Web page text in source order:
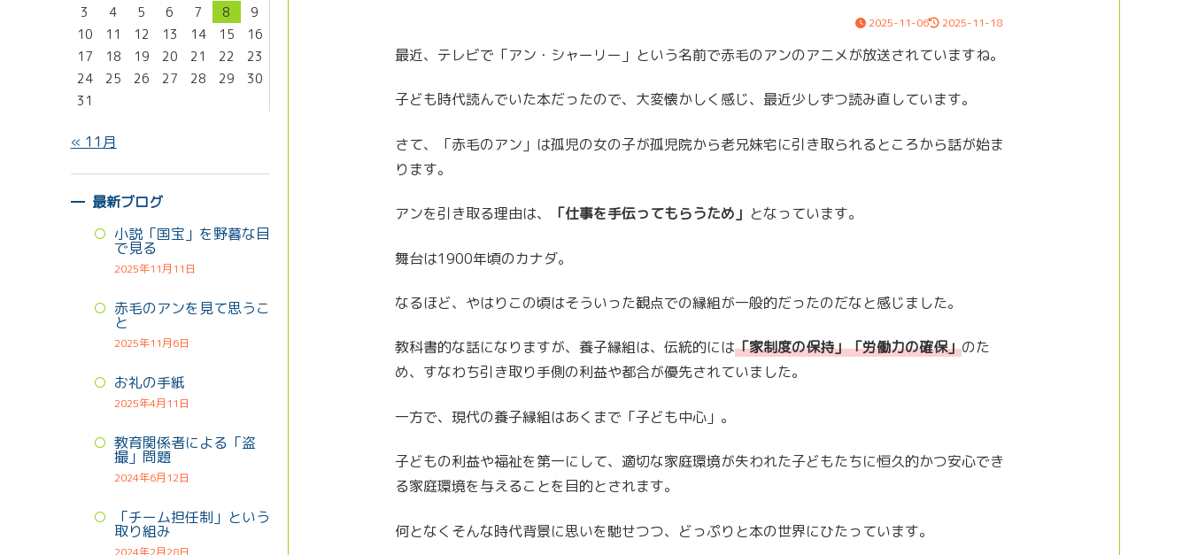
2025-11-06 2025-11-18
最近、テレビで「アン・シャーリー」という名前で赤毛のアンのアニメが放送されていますね。
子ども時代読んでいた本だったので、大変懐かしく感じ、最近少しずつ読み直しています。
さて、「赤毛のアン」は孤児の女の子が孤児院から老兄妹宅に引き取られるところから話が始ま
ります。
アンを引き取る理由は、 「仕事を手伝ってもらうため」 となっています。
舞台は1900年頃のカナダ。
なるほど、やはりこの頃はそういった観点での縁組が一般的だったのだなと感じました。
教科書的な話になりますが、養子縁組は、伝統的には「家制度の保持」「労働力の確保」のた
め、すなわち引き取り手側の利益や都合が優先されていました。
一方で、現代の養子縁組はあくまで「子ども中心」。
子どもの利益や福祉を第一にして、適切な家庭環境が失われた子どもたちに恒久的かつ安心でき
る家庭環境を与えることを目的とされます。
何となくそんな時代背景に思いを馳せつつ、どっぷりと本の世界にひたっています。
3
4 5 6 7 8
9
10
11 12 13 14 15
16
17
18 19 20 21 22
23
24
25 26 27 28 29
30
31
« 11月
最新ブログ
小説「国宝」を野暮な目
で見る
2025年11月11日
赤毛のアンを見て思うこ
と
2025年11月6日
お礼の手紙
2025年4月11日
教育関係者による「盗
撮」問題
2024年6月12日
「チーム担任制」という
取り組み